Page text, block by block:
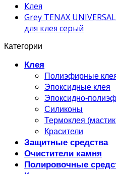
Клея
Grey TENAX
для клея серый
Категории
Клея
Полиэфирные
Эпоксидные клея
Эпоксидно-
Силиконы
Термоклея
Красители
Защитные средства
Очистители камня
Полировочные